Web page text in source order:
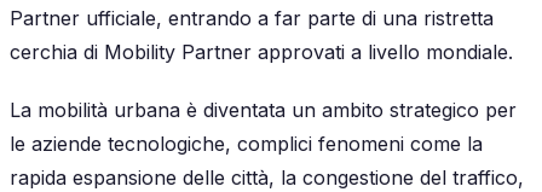
Partner ufficiale, entrando a far parte di una ristretta
cerchia di Mobility Partner approvati a livello mondiale.
La mobilità urbana è diventata un ambito strategico per
le aziende tecnologiche, complici fenomeni come la
rapida espansione delle città, la congestione del traffico,